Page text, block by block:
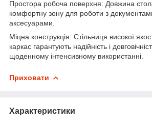
Простора робоча поверхня: Довжина
комфортну зону для роботи з
аксесуарами.
Міцна конструкція: Стільниця високої
каркас гарантують надійність і
щоденному інтенсивному використанні.
Приховати
Характеристики